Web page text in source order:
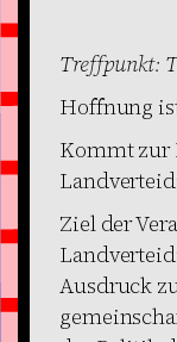
Treffpunkt:
Hoffnung
Kommt zur
Ziel der
Ausdruck